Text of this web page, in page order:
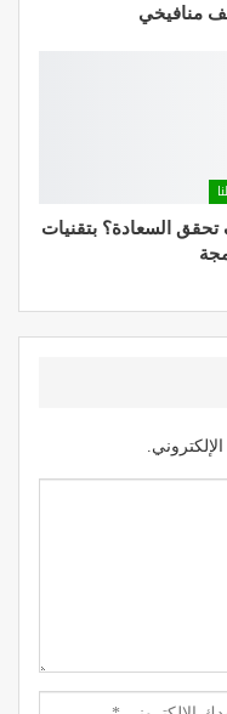
منافيخي
السعادة؟ بتقنيات